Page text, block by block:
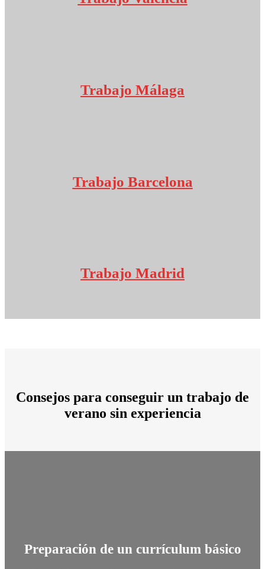
Trabajo Málaga
Trabajo Barcelona
Trabajo Madrid
Consejos para conseguir un trabajo de
verano sin experiencia
Preparación de un currículum básico